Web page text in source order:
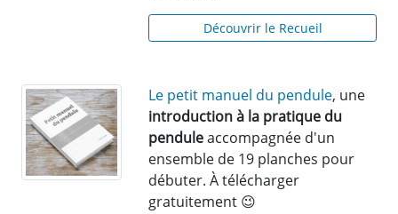
Découvrir le Recueil
Le petit manuel du pendule, une
introduction à la pratique du
penduleaccompagnée d'un
ensemble de 19 planches pour
débuter. À télécharger
gratuitement 😉